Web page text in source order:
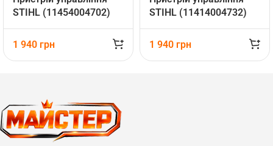
STIHL (11454004702)
1 940 грн
STIHL (11414004732)
1 940 грн